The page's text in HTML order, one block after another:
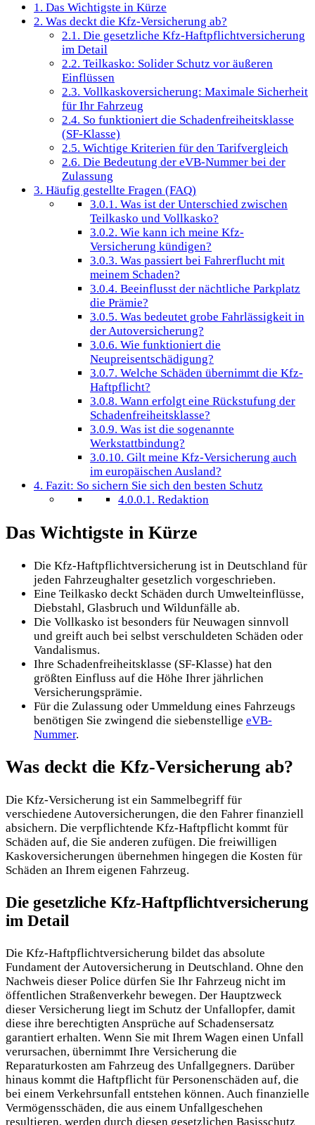
1. Das Wichtigste in Kürze
2. Was deckt die Kfz-Versicherung ab?
2.1. Die gesetzliche Kfz-Haftpflichtversicherung
im Detail
2.2. Teilkasko: Solider Schutz vor äußeren
Einflüssen
2.3. Vollkaskoversicherung: Maximale Sicherheit
für Ihr Fahrzeug
2.4. So funktioniert die Schadenfreiheitsklasse
(SF-Klasse)
2.5. Wichtige Kriterien für den Tarifvergleich
2.6. Die Bedeutung der eVB-Nummer bei der
Zulassung
3. Häufig gestellte Fragen (FAQ)
3.0.1. Was ist der Unterschied zwischen
Teilkasko und Vollkasko?
3.0.2. Wie kann ich meine Kfz-
Versicherung kündigen?
3.0.3. Was passiert bei Fahrerflucht mit
meinem Schaden?
3.0.4. Beeinflusst der nächtliche Parkplatz
die Prämie?
3.0.5. Was bedeutet grobe Fahrlässigkeit in
der Autoversicherung?
3.0.6. Wie funktioniert die
Neupreisentschädigung?
3.0.7. Welche Schäden übernimmt die Kfz-
Haftpflicht?
3.0.8. Wann erfolgt eine Rückstufung der
Schadenfreiheitsklasse?
3.0.9. Was ist die sogenannte
Werkstattbindung?
3.0.10. Gilt meine Kfz-Versicherung auch
im europäischen Ausland?
4. Fazit: So sichern Sie sich den besten Schutz
4.0.0.1. Redaktion
Das Wichtigste in Kürze
Die Kfz-Haftpflichtversicherung ist in Deutschland für
jeden Fahrzeughalter gesetzlich vorgeschrieben.
Eine Teilkasko deckt Schäden durch Umwelteinflüsse,
Diebstahl, Glasbruch und Wildunfälle ab.
Die Vollkasko ist besonders für Neuwagen sinnvoll
und greift auch bei selbst verschuldeten Schäden oder
Vandalismus.
Ihre Schadenfreiheitsklasse (SF-Klasse) hat den
größten Einfluss auf die Höhe Ihrer jährlichen
Versicherungsprämie.
Für die Zulassung oder Ummeldung eines Fahrzeugs
benötigen Sie zwingend die siebenstellige eVB-
Nummer.
Was deckt die Kfz-Versicherung ab?
Die Kfz-Versicherung ist ein Sammelbegriff für
verschiedene Autoversicherungen, die den Fahrer finanziell
absichern. Die verpflichtende Kfz-Haftpflicht kommt für
Schäden auf, die Sie anderen zufügen. Die freiwilligen
Kaskoversicherungen übernehmen hingegen die Kosten für
Schäden an Ihrem eigenen Fahrzeug.
Die gesetzliche Kfz-Haftpflichtversicherung
im Detail
Die Kfz-Haftpflichtversicherung bildet das absolute
Fundament der Autoversicherung in Deutschland. Ohne den
Nachweis dieser Police dürfen Sie Ihr Fahrzeug nicht im
öffentlichen Straßenverkehr bewegen. Der Hauptzweck
dieser Versicherung liegt im Schutz der Unfallopfer, damit
diese ihre berechtigten Ansprüche auf Schadensersatz
garantiert erhalten. Wenn Sie mit Ihrem Wagen einen Unfall
verursachen, übernimmt Ihre Versicherung die
Reparaturkosten am Fahrzeug des Unfallgegners. Darüber
hinaus kommt die Haftpflicht für Personenschäden auf, die
bei einem Verkehrsunfall entstehen können. Auch finanzielle
Vermögensschäden, die aus einem Unfallgeschehen
resultieren, werden durch diesen gesetzlichen Basisschutz